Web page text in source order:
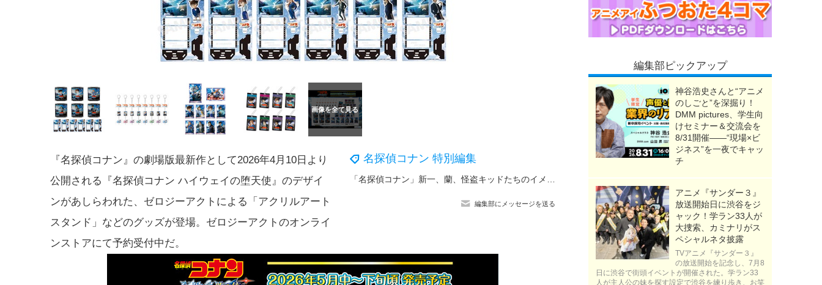
名探偵コナン 特別編集
編集部にメッセージを送る
『名探偵コナン』の劇場版最新作として2026年4月10日より
公開される『名探偵コナン ハイウェイの堕天使』のデザイ
ンがあしらわれた、ゼロジーアクトによる「アクリルアート
スタンド」などのグッズが登場。ゼロジーアクトのオンライ
ンストアにて予約受付中だ。
編集部ピックアップ
神谷浩史さんと“アニメ
のしごと”を深掘り！
DMM pictures、学生向
けセミナー＆交流会を
8/31開催――“現場×ビ
ジネス”を一夜でキャッ
チ
アニメ『サンダー３』
放送開始日に渋谷をジ
ャック！学ラン33人が
大捜索、カミナリがス
ペシャルネタ披露
TVアニメ『サンダー３』
の放送開始を記念し、7月8
日に渋谷で街頭イベントが開催された。学ラン33
人が主人公の妹を探す設定で渋谷を練り歩き、お笑